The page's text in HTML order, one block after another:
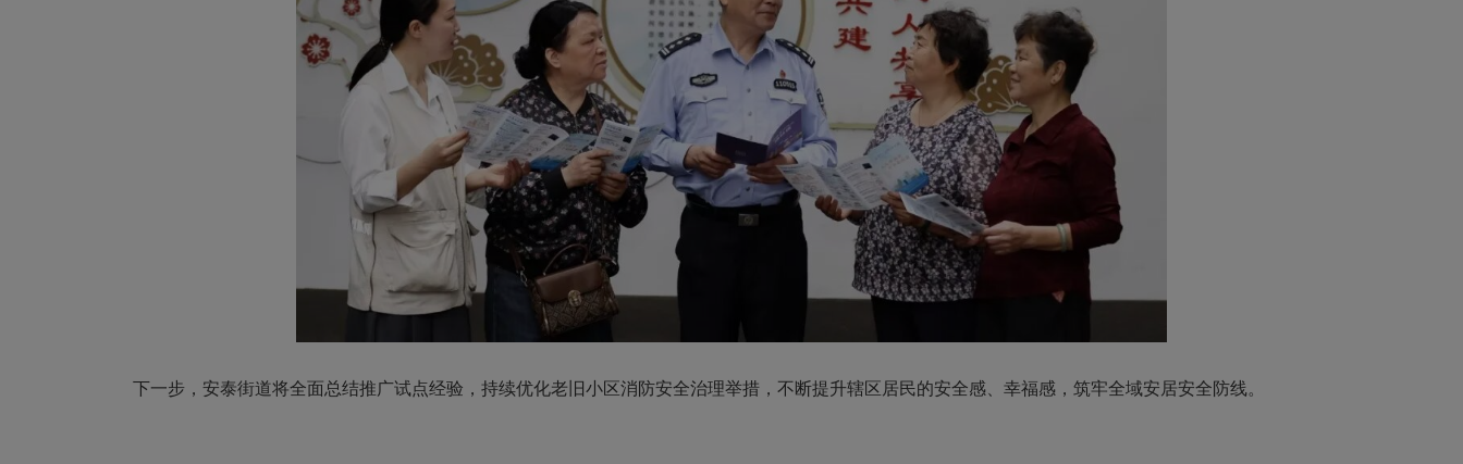
下一步，安泰街道将全面总结推广试点经验，持续优化老旧小区消防安全治理举措，不断提升辖区居民的安全感、幸福感，筑牢全域安居安全防线。